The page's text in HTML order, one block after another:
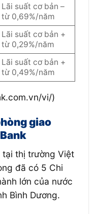
Lãi suất cơ bản –
từ 0,69%/năm
Lãi suất cơ bản +
từ 0,29%/năm
Lãi suất cơ bản +
từ 0,49%/năm
vi/)
giao
tại thị trường Việt
đã có 5 Chi
lớn của nước
Bình Dương.